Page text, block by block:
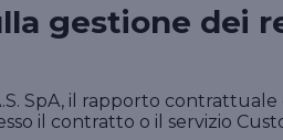
Vai
Vai
Vai
gestione dei
SpA, il rapporto
il contratto o il servizio